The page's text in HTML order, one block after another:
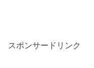
スポンサードリンク